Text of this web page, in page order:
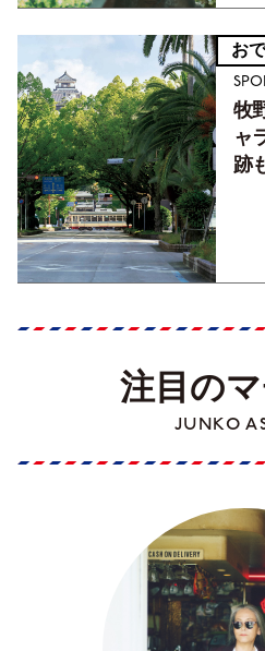
お
牧
ャ
跡
注目の
JUNKO